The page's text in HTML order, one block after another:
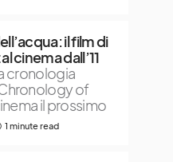
il film di
cinema dall’11
cronologia
of
il prossimo
1 minute read